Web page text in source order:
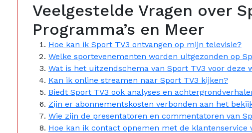
Veelgestelde Vragen over
Programma’s en Meer
Hoe kan ik Sport TV3 ontvangen op mijn televisie?
Welke sportevenementen worden uitgezonden op
Wat is het uitzendschema van Sport TV3 voor deze
Kan ik online streamen naar Sport TV3 kijken?
Biedt Sport TV3 ook analyses en
Zijn er abonnementskosten verbonden aan het
Wie zijn de presentatoren en commentatoren van
Hoe kan ik contact opnemen met de klantenservice